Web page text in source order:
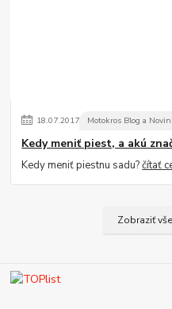
18.07.2017 Motokros Blog a
Kedy meniť piest, a akú
Kedy meniť piestnu sadu?čítať
Zobraziť